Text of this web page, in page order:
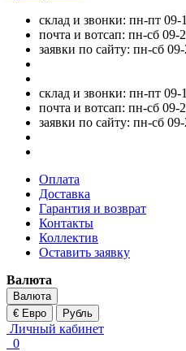
склад и звонки: пн-пт 09-
почта и вотсап: пн-сб 09-
заявки по сайту: пн-сб
склад и звонки: пн-пт 09-
почта и вотсап: пн-сб 09-
заявки по сайту: пн-сб
Оплата
Доставка
Гарантия и возврат
Контакты
Коллектив
Оставить заявку
Валюта
Валюта
€ Евро
Рубль
Личный кабинет
0